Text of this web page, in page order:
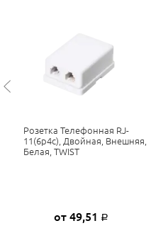
Розетка Телефонная RJ-
11(6p4c), Двойная, Внешняя,
Белая, TWIST
от 49,51 Р